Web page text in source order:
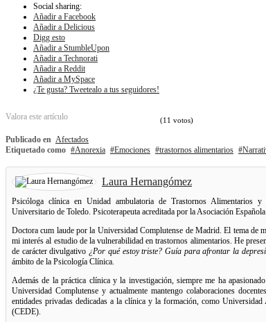
Social sharing:
Añadir a Facebook
Añadir a Delicious
Digg esto
Añadir a StumbleUpon
Añadir a Technorati
Añadir a Reddit
Añadir a MySpace
¿Te gusta? Tweetealo a tus seguidores!
Valora este artículo (11 votos)
Publicado en Afectados
Etiquetado como
Anorexia Emociones trastornos alimentarios
Laura Hernangómez
Psicóloga clínica en Unidad ambulatoria de Trastornos Alimentarios
Universitario de Toledo. Psicoterapeuta acreditada por la Asociación
Doctora cum laude por la Universidad Complutense de Madrid. El tema de
mi interés al estudio de la vulnerabilidad en trastornos alimentarios. He
de carácter divulgativo ¿Por qué estoy triste? Guía para afrontar la
ámbito de la Psicología Clínica.
Además de la práctica clínica y la investigación, siempre me ha
Universidad Complutense y actualmente mantengo colaboraciones
entidades privadas dedicadas a la clínica y la formación, como
(CEDE).